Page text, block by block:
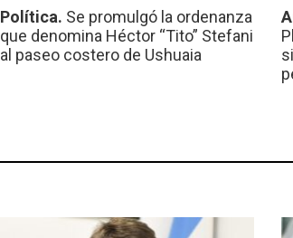
Política. Se promulgó la ordenanza
que denomina Héctor “Tito” Stefani
al paseo costero de Ushuaia